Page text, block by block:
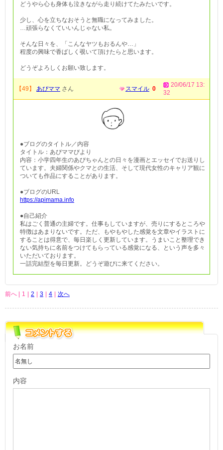
どうやら心も身体も泣きながら走り続けてたみたいです。
少し、心を立ちなおそうと無職になってみました。
…頑張らなくていいんじゃない私。
そんな日々を、「こんなヤツもおるんや…」
程度の興味で香ばしく覗いて頂けたらと思います。
どうぞよろしくお願い致します。
【49】 あぴママ さん スマイル 0
20/06/17 13:
32
●ブログのタイトル／内容
タイトル：あぴママびより
内容：小学四年生のあぴちゃんとの日々を漫画とエッセイでお送りし
ています。夫婦関係やクマとの生活、そして現代女性のキャリア観に
ついても作品にすることがあります。
●ブログのURL
https://apimama.info
●自己紹介
私はごく普通の主婦です。仕事もしていますが、売りにするところや
特徴はあまりないです。ただ、もやもやした感覚を文章やイラストに
することは得意で、毎日楽しく更新しています。うまいこと整理でき
ない気持ちに名前をつけてもらっている感覚になる、という声を多々
いただいております。
一話完結型を毎日更新。どうぞ遊びに来てください。
前へ | 1 2 3 4 次へ
お名前
内容